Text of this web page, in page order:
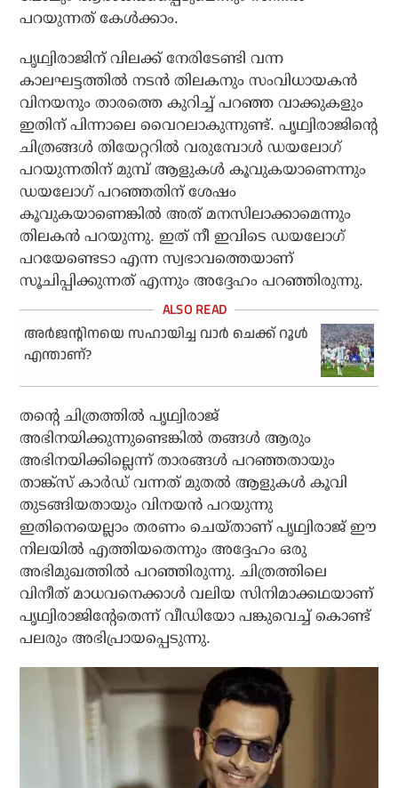
പറയുന്നത് കേള്‍ക്കാം.
പൃഥ്വിരാജിന് വിലക്ക് നേരിടേണ്ടി വന്ന
കാലഘട്ടത്തില്‍ നടന്‍ തിലകനും സംവിധായകന്‍
വിനയനും താരത്തെ കുറിച്ച് പറഞ്ഞ വാക്കുകളും
ഇതിന് പിന്നാലെ വൈറലാകുന്നുണ്ട്. പൃഥ്വിരാജിന്റെ
ചിത്രങ്ങള്‍ തിയേറ്ററില്‍ വരുമ്പോള്‍ ഡയലോഗ്
പറയുന്നതിന് മുമ്പ് ആളുകള്‍ കൂവുകയാണെന്നും
ഡയലോഗ് പറഞ്ഞതിന് ശേഷം
കൂവുകയാണെങ്കില്‍ അത് മനസിലാക്കാമെന്നും
തിലകന്‍ പറയുന്നു. ഇത് നീ ഇവിടെ ഡയലോഗ്
പറയേണ്ടെടാ എന്ന സ്വഭാവത്തെയാണ്
സൂചിപ്പിക്കുന്നത് എന്നും അദ്ദേഹം പറഞ്ഞിരുന്നു.
അർജന്റിനയെ സഹായിച്ച വാർ ചെക്ക് റൂൾ
എന്താണ്?
തന്റെ ചിത്രത്തില്‍ പൃഥ്വിരാജ്
അഭിനയിക്കുന്നുണ്ടെങ്കില്‍ തങ്ങള്‍ ആരും
അഭിനയിക്കില്ലെന്ന് താരങ്ങള്‍ പറഞ്ഞതായും
താങ്ക്‌സ് കാര്‍ഡ് വന്നത് മുതല്‍ ആളുകള്‍ കൂവി
തുടങ്ങിയതായും വിനയന്‍ പറയുന്നു
ഇതിനെയെല്ലാം തരണം ചെയ്താണ് പൃഥ്വിരാജ് ഈ
നിലയില്‍ എത്തിയതെന്നും അദ്ദേഹം ഒരു
അഭിമുഖത്തില്‍ പറഞ്ഞിരുന്നു. ചിത്രത്തിലെ
വിനീത് മാധവനെക്കാള്‍ വലിയ സിനിമാക്കഥയാണ്
പൃഥ്വിരാജിന്റേതെന്ന് വീഡിയോ പങ്കുവെച്ച് കൊണ്ട്
പലരും അഭിപ്രായപ്പെടുന്നു.